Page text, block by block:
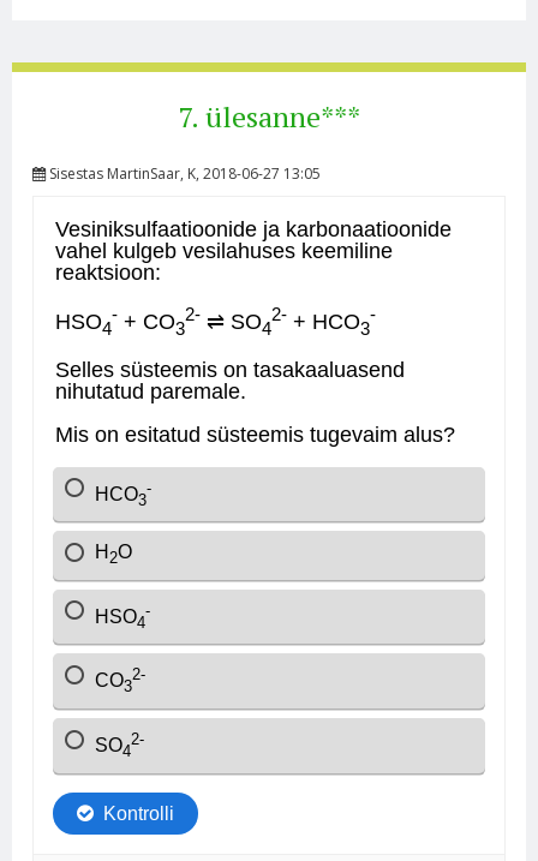
7. ülesanne***
Sisestas MartinSaar, K, 2018-06-27 13:05